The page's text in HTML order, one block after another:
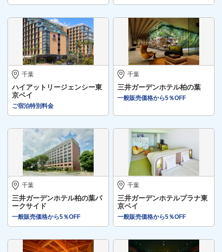
千葉
ハイアットリージェンシー東
京ベイ
ご宿泊特別料金
千葉
三井ガーデンホテル柏の葉
一般販売価格から5％OFF
千葉
三井ガーデンホテル柏の葉パ
ークサイド
一般販売価格から5％OFF
千葉
三井ガーデンホテルプラナ東
京ベイ
一般販売価格から5％OFF